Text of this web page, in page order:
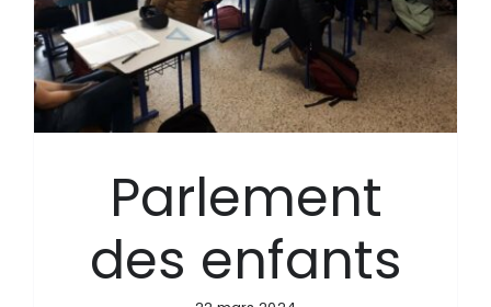
Parlement
des enfants